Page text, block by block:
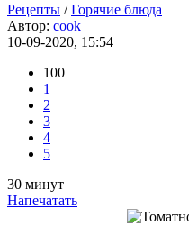
Рецепты /Горячие блюда
Автор: cook
10-09-2020, 15:54
100
1
2
3
4
5
30 минут
Напечатать